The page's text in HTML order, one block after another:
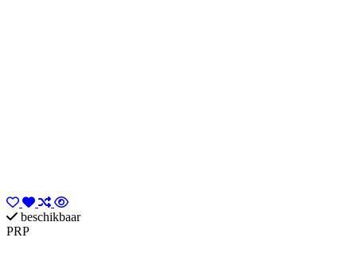
beschikbaar
PRP